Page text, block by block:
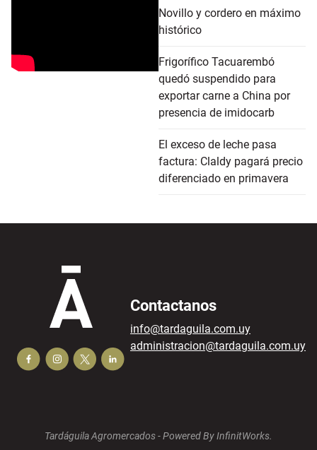
Novillo y cordero en máximo
histórico
Frigorífico Tacuarembó
quedó suspendido para
exportar carne a China por
presencia de imidocarb
El exceso de leche pasa
factura: Claldy pagará precio
diferenciado en primavera
Contactanos
info@tardaguila.com.uy
administracion@tardaguila.com.uy
Tardáguila Agromercados -Powered By InfinitWorks.